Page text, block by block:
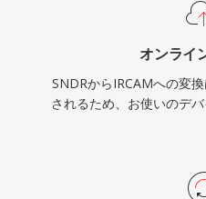
オンライ
SNDRからIRCAMへの変
されるため、お使いのデ